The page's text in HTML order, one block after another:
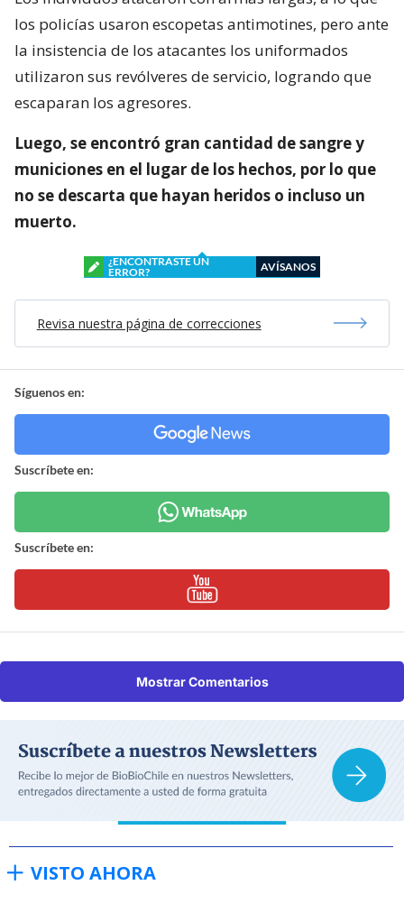
los policías usaron escopetas antimotines, pero ante
la insistencia de los atacantes los uniformados
utilizaron sus revólveres de servicio, logrando que
escaparan los agresores.
Luego, se encontró gran cantidad de sangre y
municiones en el lugar de los hechos, por lo que
no se descarta que hayan heridos o incluso un
muerto.
¿ENCONTRASTE UN
ERROR?
AVÍSANOS
Revisa nuestra página de correcciones
Síguenos en:
Suscríbete en:
Suscríbete en:
Mostrar Comentarios
VISTO AHORA